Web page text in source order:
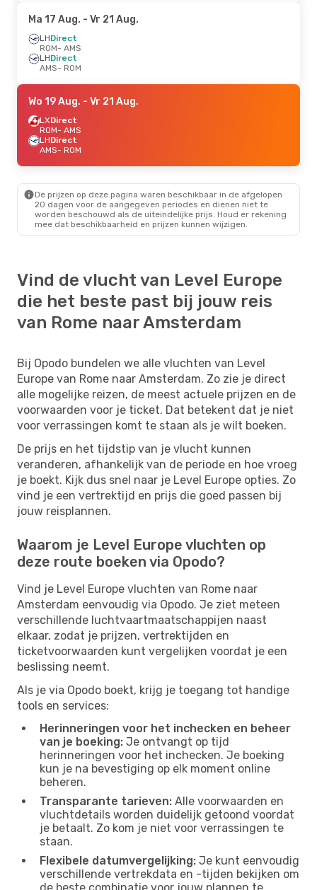
Ma 17 Aug. - Vr 21 Aug.
LHDirect
ROM- AMS
LHDirect
AMS- ROM
Wo 19 Aug. - Vr 21 Aug.
LXDirect
ROM- AMS
LHDirect
AMS- ROM
De prijzen op deze pagina waren beschikbaar in de afgelopen
20 dagen voor de aangegeven periodes en dienen niet te
worden beschouwd als de uiteindelijke prijs. Houd er rekening
mee dat beschikbaarheid en prijzen kunnen wijzigen.
Vind de vlucht van Level Europe
die het beste past bij jouw reis
van Rome naar Amsterdam
Bij Opodo bundelen we alle vluchten van Level
Europe van Rome naar Amsterdam. Zo zie je direct
alle mogelijke reizen, de meest actuele prijzen en de
voorwaarden voor je ticket. Dat betekent dat je niet
voor verrassingen komt te staan als je wilt boeken.
De prijs en het tijdstip van je vlucht kunnen
veranderen, afhankelijk van de periode en hoe vroeg
je boekt. Kijk dus snel naar je Level Europe opties. Zo
vind je een vertrektijd en prijs die goed passen bij
jouw reisplannen.
Waarom je Level Europe vluchten op
deze route boeken via Opodo?
Vind je Level Europe vluchten van Rome naar
Amsterdam eenvoudig via Opodo. Je ziet meteen
verschillende luchtvaartmaatschappijen naast
elkaar, zodat je prijzen, vertrektijden en
ticketvoorwaarden kunt vergelijken voordat je een
beslissing neemt.
Als je via Opodo boekt, krijg je toegang tot handige
tools en services:
Herinneringen voor het inchecken en beheer
van je boeking: Je ontvangt op tijd
herinneringen voor het inchecken. Je boeking
kun je na bevestiging op elk moment online
beheren.
Transparante tarieven: Alle voorwaarden en
vluchtdetails worden duidelijk getoond voordat
je betaalt. Zo kom je niet voor verrassingen te
staan.
Flexibele datumvergelijking: Je kunt eenvoudig
verschillende vertrekdata en -tijden bekijken om